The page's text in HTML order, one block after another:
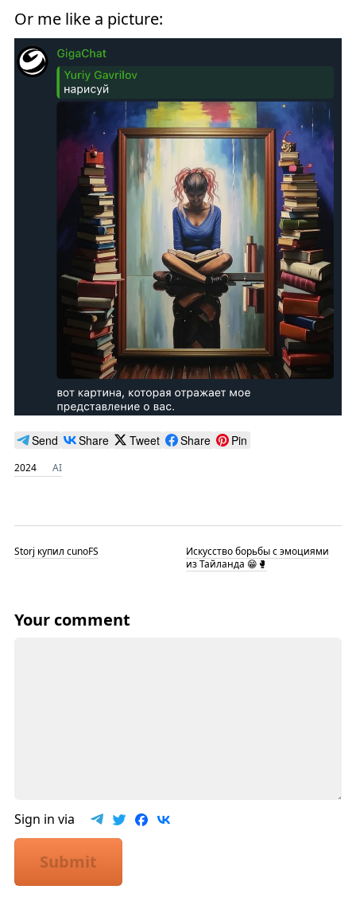
Or me like a picture:
Send Share Tweet Share Pin
2024 AI
Storj купил cunoFS
Искусство борьбы с эмоциями
из Тайланда 😁🥊
Your comment
Sign in via
Submit